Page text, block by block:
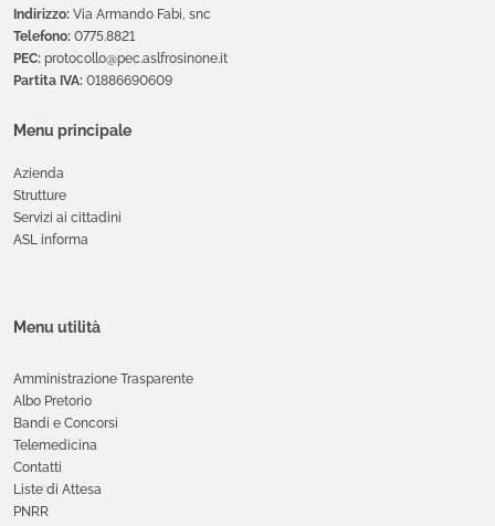
Indirizzo: Via Armando Fabi, snc
Telefono: 0775.8821
PEC: protocollo@pec.aslfrosinone.it
Partita IVA: 01886690609
Menu principale
Azienda
Strutture
Servizi ai cittadini
ASL informa
Menu utilità
Amministrazione Trasparente
Albo Pretorio
Bandi e Concorsi
Telemedicina
Contatti
Liste di Attesa
PNRR